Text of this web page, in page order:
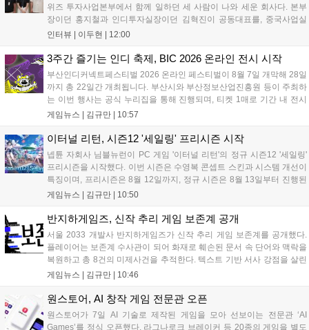
위즈 투자사업본부에서 함께 일하던 세 사람이 나와 세운 회사다. 본부
장이던 홍지철과 인디투자실장이던 김혁진이 공동대표를, 중국사업실
장이던 이민정이 이사를 맡았다. 출범 한 달여 만에 위메이드맥스의 전
들어왔다. 서비스 중인...
인터뷰 | 이두현 | 12:00
3주간 즐기는 인디 축제, BIC 2026 온라인 전시 시작
부산인디커넥트페스티벌 2026 온라인 페스티벌이 8월 7일 개막해 28일
까지 총 22일간 개최됩니다. 부산시와 부산정보산업진흥원 등이 주최하
는 이번 행사는 공식 누리집을 통해 진행되며, 티켓 1매로 기간 내 전시
작을 제한 없이 체험할 수 있습니다. 일반 및 루키 부문 등 다양한 인디게
세계 누구나 참여 가능한 이번 행사는 역대 최대 규모로 열려 인디게임
생태계 확장에 기여할 전망입니다....
게임뉴스 | 김규만 | 10:57
이터널 리턴, 시즌12 '세일링' 프리시즌 시작
넵튠 자회사 님블뉴런이 PC 게임 '이터널 리턴'의 정규 시즌12 '세일링'
프리시즌을 시작했다. 이번 시즌은 수영복 콘셉트 스킨과 시스템 개선이
특징이며, 프리시즌은 8월 12일까지, 정규 시즌은 8월 13일부터 진행된
다. 실험체 관찰일지 추가와 후반부 전략 강화를 위한 다중 크로노 스피
대를 모으고 있다....
게임뉴스 | 김규만 | 10:50
반지하게임즈, 신작 추리 게임 보존계 공개
서울 2033 개발사 반지하게임즈가 신작 추리 게임 보존계를 공개했다.
플레이어는 보존계 수사관이 되어 화재로 훼손된 문서 속 단어와 맥락을
복원하고 총 8건의 미제사건을 추적한다. 텍스트 기반 서사 강점을 살린
이번 게임은 정보 조합과 사건 재구성이 핵심이며, 현재 스팀 상점 페이
개발에 박차를 가하고 있다....
게임뉴스 | 김규만 | 10:46
원스토어, AI 창작 게임 전문관 오픈
원스토어가 7일 AI 기술로 제작된 게임을 모아 선보이는 전문관 ‘AI
Games’를 정식 오픈했다. 라그나로크 브레이커 등 20종의 게임을 별도